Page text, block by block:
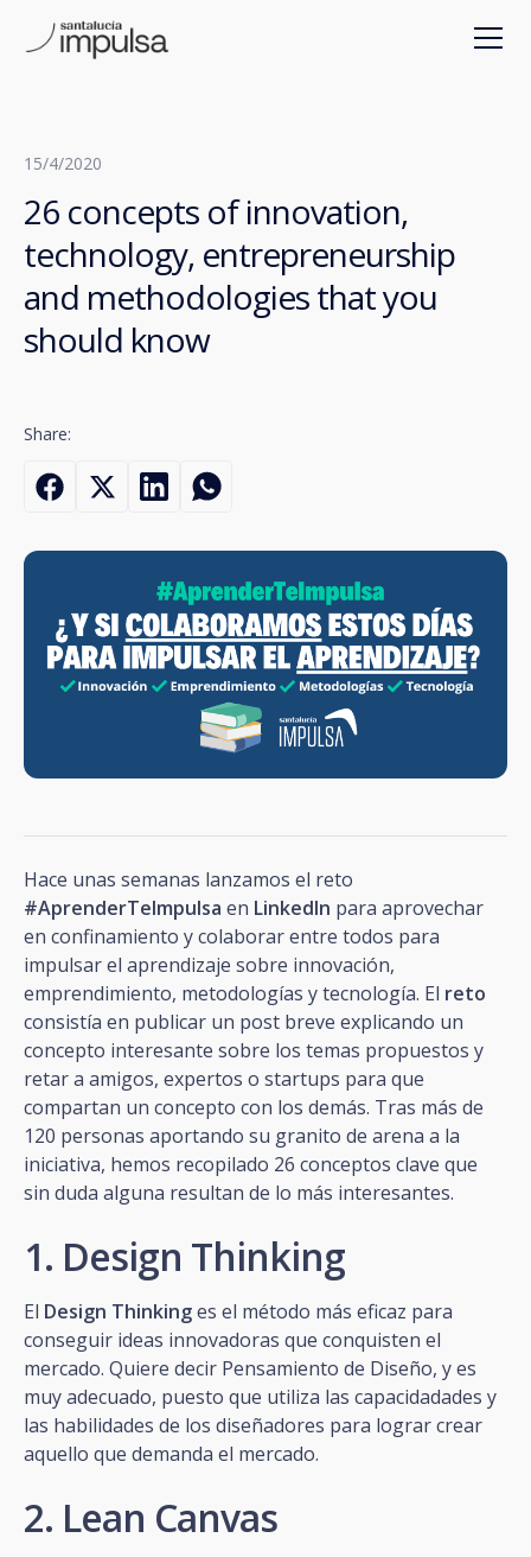
15/4/2020
26 concepts of innovation,
technology, entrepreneurship
and methodologies that you
should know
Share:
Hace unas semanas lanzamos el reto
#AprenderTeImpulsa en LinkedIn para aprovechar
en confinamiento y colaborar entre todos para
impulsar el aprendizaje sobre innovación,
emprendimiento, metodologías y tecnología. El reto
consistía en publicar un post breve explicando un
concepto interesante sobre los temas propuestos y
retar a amigos, expertos o startups para que
compartan un concepto con los demás. Tras más de
120 personas aportando su granito de arena a la
iniciativa, hemos recopilado 26 conceptos clave que
sin duda alguna resultan de lo más interesantes.
1. Design Thinking
El Design Thinkinges el método más eficaz para
conseguir ideas innovadoras que conquisten el
mercado. Quiere decir Pensamiento de Diseño, y es
muy adecuado, puesto que utiliza las capacidadades y
las habilidades de los diseñadores para lograr crear
aquello que demanda el mercado.
2. Lean Canvas